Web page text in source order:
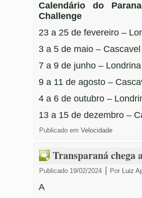
Calendário do
Challenge
23 a 25 de fevereiro –
3 a 5 de maio – Cascavel
7 a 9 de junho – Londrina
9 a 11 de agosto –
4 a 6 de outubro –
13 a 15 de dezembro –
Publicado em Velocidade
Transparaná chega
Publicado 19/02/2024 Por Luiz
A